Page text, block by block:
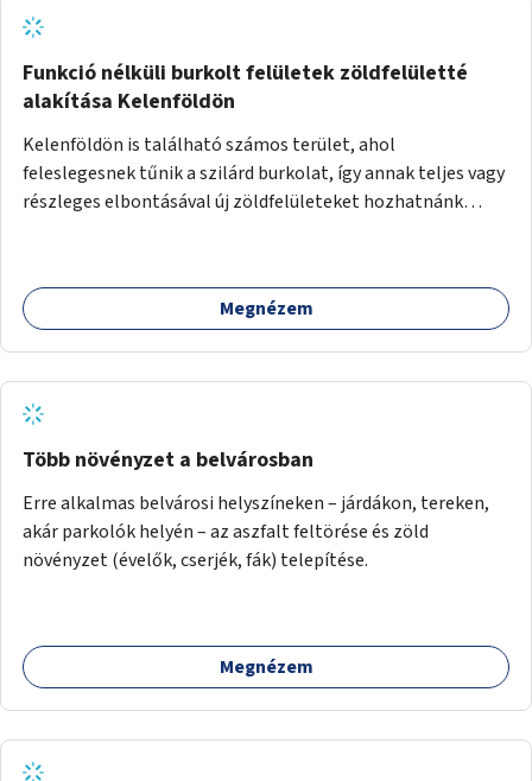
Funkció nélküli burkolt felületek zöldfelületté
alakítása Kelenföldön
Kelenföldön is található számos terület, ahol
feleslegesnek tűnik a szilárd burkolat, így annak teljes vagy
részleges elbontásával új zöldfelületeket hozhatnánk
aszfaltos területek.
Megnézem
Több növényzet a belvárosban
Erre alkalmas belvárosi helyszíneken – járdákon, tereken,
akár parkolók helyén – az aszfalt feltörése és zöld
növényzet (évelők, cserjék, fák) telepítése.
Megnézem